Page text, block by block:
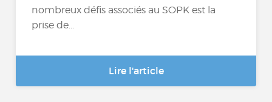
nombreux défis associés au SOPK est la
prise de...
Lire l'article